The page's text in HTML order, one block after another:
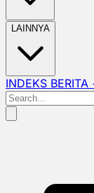
LAINNYA
INDEKS BERITA